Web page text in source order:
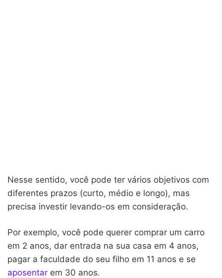
Nesse sentido, você pode ter vários objetivos com
diferentes prazos (curto, médio e longo), mas
precisa investir levando-os em consideração.
Por exemplo, você pode querer comprar um carro
em 2 anos, dar entrada na sua casa em 4 anos,
pagar a faculdade do seu filho em 11 anos e se
aposentar em 30 anos.